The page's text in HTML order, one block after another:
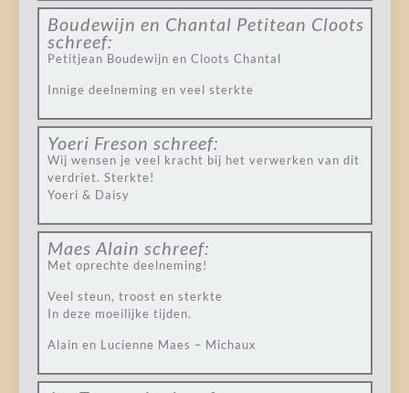
Boudewijn en Chantal Petitean Cloots
schreef:
Petitjean Boudewijn en Cloots Chantal
Innige deelneming en veel sterkte
Yoeri Freson schreef:
Wij wensen je veel kracht bij het verwerken van dit
verdriet. Sterkte!
Yoeri & Daisy
Maes Alain schreef:
Met oprechte deelneming!
Veel steun, troost en sterkte
In deze moeilijke tijden.
Alain en Lucienne Maes – Michaux